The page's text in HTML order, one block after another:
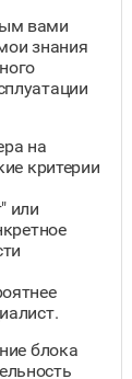
вами
знания
на
критерии
или
блока